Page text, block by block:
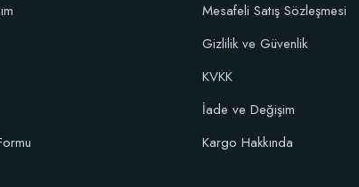
Fidan Tutma Yüzdesini Arttıran Organik Dikim Gübresi (10 fidan için)
Mesafeli Satış Sözleşmesi
Gizlilik ve Güvenlik
KVKK
İade ve Değişim
Kargo Hakkında